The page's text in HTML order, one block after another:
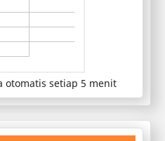
otomatis setiap 5 menit